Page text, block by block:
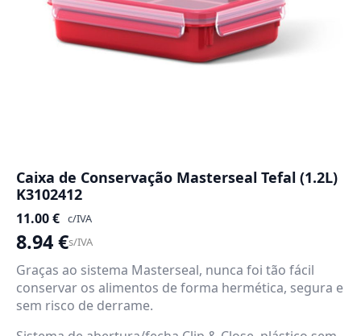
Caixa de Conservação Masterseal Tefal (1.2L)
K3102412
11.00€ c/IVA
8.94€s/IVA
Graças ao sistema Masterseal, nunca foi tão fácil
conservar os alimentos de forma hermética, segura e
sem risco de derrame.